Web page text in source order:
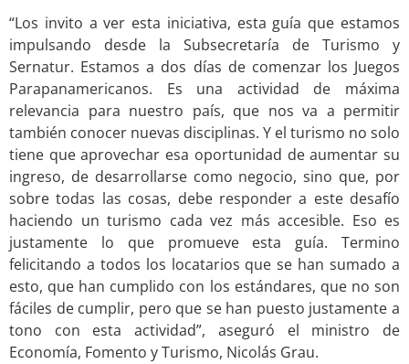
“Los invito a ver esta iniciativa, esta guía que estamos
impulsando desde la Subsecretaría de Turismo y
Sernatur. Estamos a dos días de comenzar los Juegos
Parapanamericanos. Es una actividad de máxima
relevancia para nuestro país, que nos va a permitir
también conocer nuevas disciplinas. Y el turismo no solo
tiene que aprovechar esa oportunidad de aumentar su
ingreso, de desarrollarse como negocio, sino que, por
sobre todas las cosas, debe responder a este desafío
haciendo un turismo cada vez más accesible. Eso es
justamente lo que promueve esta guía. Termino
felicitando a todos los locatarios que se han sumado a
esto, que han cumplido con los estándares, que no son
fáciles de cumplir, pero que se han puesto justamente a
tono con esta actividad”, aseguró el ministro de
Economía, Fomento y Turismo, Nicolás Grau.